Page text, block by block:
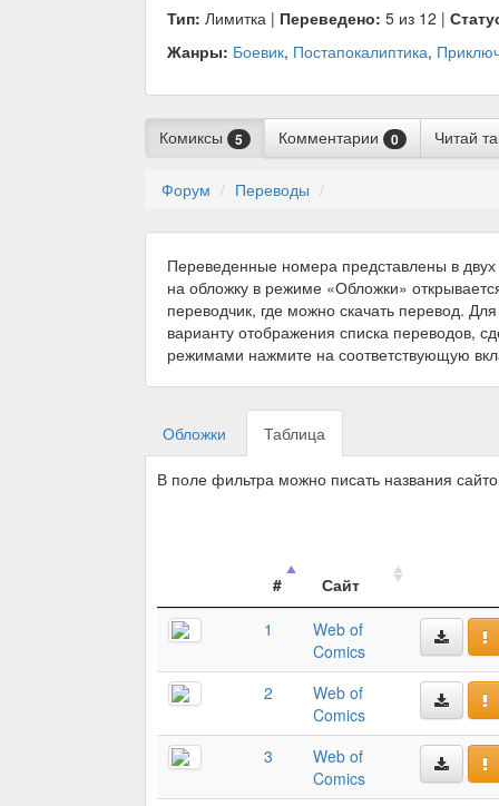
Тип: Лимитка | Переведено: 5 из 12 |
Жанры: Боевик, Постапокалиптика,
Комиксы 5 Комментарии 0 Читай
Форум Переводы
Переведенные номера представлены в
на обложку в режиме «Обложки»
переводчик, где можно скачать перевод.
варианту отображения списка переводов,
режимами нажмите на соответствующую
Обложки Таблица
В поле фильтра можно писать названия
#
Сайт
1
Web of
Comics
2
Web of
Comics
3
Web of
Comics